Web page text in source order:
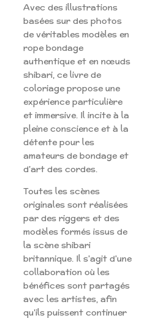
Avec des illustrations
basées sur des photos
de véritables modèles en
rope bondage
authentique et en nœuds
shibari, ce livre de
coloriage propose une
expérience particulière
et immersive. Il incite à la
pleine conscience et à la
détente pour les
amateurs de bondage et
d'art des cordes.
Toutes les scènes
originales sont réalisées
par des riggers et des
modèles formés issus de
la scène shibari
britannique. Il s'agit d'une
collaboration où les
bénéfices sont partagés
avec les artistes, afin
qu'ils puissent continuer